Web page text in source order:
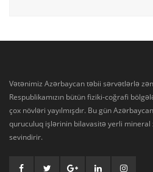
Vətənimiz Azərbaycan təbii sərvətlərlə
Respublikamızın bütün fiziki-coğrafi
çox növləri yayılmışdır. Bu gün
quruculuq işlərinin bilavasitə yerli mineral
sevindirir.